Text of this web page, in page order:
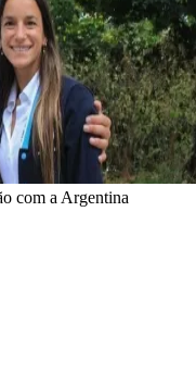
com a Argentina